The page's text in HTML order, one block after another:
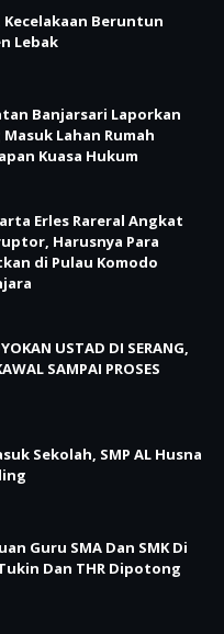
Beruntun
Lebak
Banjarsari Laporkan
Lahan Rumah
Kuasa Hukum
Erles Rareral Angkat
Harusnya Para
di Pulau Komodo
USTAD DI SERANG,
SAMPAI PROSES
Sekolah, SMP AL Husna
Guru SMA Dan SMK Di
Dan THR Dipotong